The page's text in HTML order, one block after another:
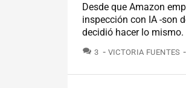
Desde que Amazon
inspección con IA -son
decidió hacer lo mismo.
3 COMENTARIOS
VICTORIA FUENTES